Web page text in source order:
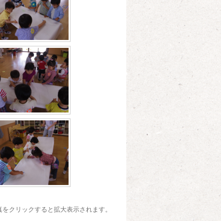
クリックすると拡大表示されます。